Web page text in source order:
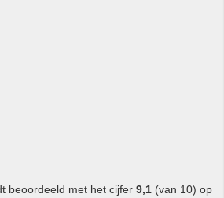
beoordeeld met het cijfer 9,1 (van 10) op